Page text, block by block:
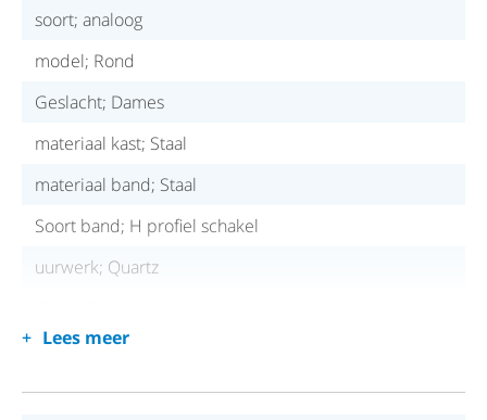
soort; analoog
model; Rond
Geslacht; Dames
materiaal kast; Staal
materiaal band; Staal
Soort band; H profiel schakel
uurwerk; Quartz
waterdicht; 50 meter
Lees meer